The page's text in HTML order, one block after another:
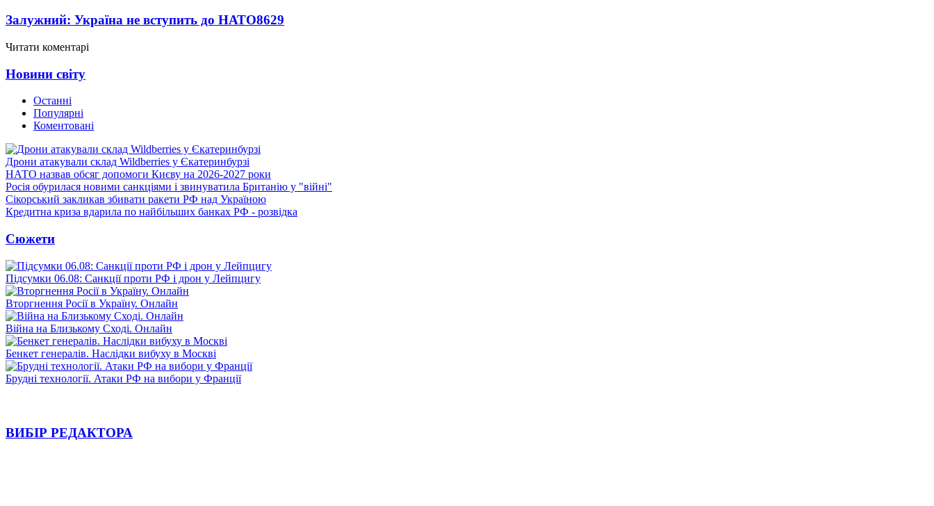
Залужний: Україна не вступить до НАТО8629
Читати коментарі
Новини світу
Останні
Популярні
Коментовані
Дрони атакували склад Wildberries у Єкатеринбурзі
НАТО назвав обсяг допомоги Києву на 2026-2027 роки
Росія обурилася новими санкціями і звинуватила Британію у "війні"
Сікорський закликав збивати ракети РФ над Україною
Кредитна криза вдарила по найбільших банках РФ - розвідка
Сюжети
Підсумки 06.08: Санкції проти РФ і дрон у Лейпцигу
Вторгнення Росії в Україну. Онлайн
Війна на Близькому Сході. Онлайн
Бенкет генералів. Наслідки вибуху в Москві
Брудні технології. Атаки РФ на вибори у Франції
ВИБІР РЕДАКТОРА